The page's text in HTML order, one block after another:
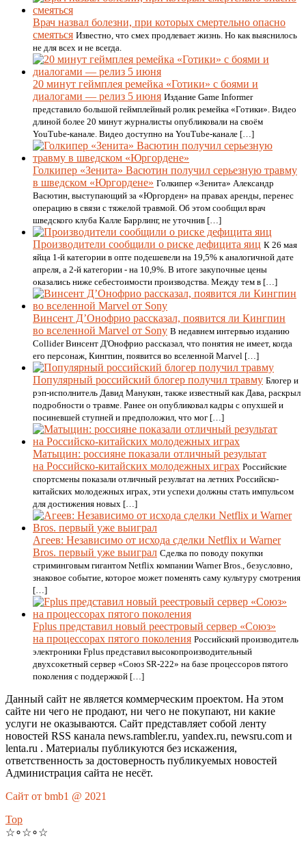
Врач назвал болезни, при которых смертельно опасно
смеяться Известно, что смех продлевает жизнь. Но как выяснилось
не для всех и не всегда.
20 минут геймплея ремейка «Готики» с боями и
диалогами — релиз 5 июня Издание Game Informer
представило большой геймплейный ролик ремейка «Готики». Видео
длиной более 20 минут журналисты опубликовали на своём
YouTube-канале. Видео доступно на YouTube-канале […]
Голкипер «Зенита» Васютин получил серьезную травму
в шведском «Юргордене» Голкипер «Зенита» Александр
Васютин, выступающий за «Юргорден» на правах аренды, перенес
операцию в связи с тяжелой травмой. Об этом сообщил врач
шведского клуба Калле Баррлинг, не уточнив […]
Производители сообщили о риске дефицита яиц К 26 мая
яйца 1-й категории в опте подешевели на 19,5% к аналогичной дате
апреля, а 2-й категории - на 10,9%. В итоге закупочные цены
оказались ниже себестоимости производства. Между тем в […]
Винсент Д’Онофрио рассказал, появится ли Кингпин
во вселенной Marvel от Sony В недавнем интервью изданию
Collider Винсент Д'Онофрио рассказал, что понятия не имеет, когда
его персонаж, Кингпин, появится во вселенной Marvel […]
Популярный российский блогер получил травму Блогер и
рэп-исполнитель Давид Манукян, также известный как Дава, раскрыл
подробности о травме. Ранее он опубликовал кадры с опухшей и
посиневшей ступней и предположил, что мог […]
Матыцин: россияне показали отличный результат
на Российско-китайских молодежных играх Российские
спортсмены показали отличный результат на летних Российско-
китайских молодежных играх, эти успехи должны стать импульсом
для достижения новых […]
Агеев: Независимо от исхода сделки Netflix и Warner
Bros. первый уже выиграл Сделка по поводу покупки
стриминговым гигантом Netflix компании Warner Bros., безусловно,
знаковое событие, которое может поменять саму культуру смотрения
[…]
Fplus представил новый реестровый сервер «Союз»
на процессорах пятого поколения Российский производитель
электроники Fplus представил высокопроизводительный
двухсокетный сервер «Союз SR-222» на базе процессоров пятого
поколения с поддержкой […]
Данный сайт не является коммерческим проектом. На этом
сайте ни чего не продают, ни чего не покупают, ни какие
услуги не оказываются. Сайт представляет собой ленту
новостей RSS канала news.rambler.ru, yandex.ru, newsru.com и
lenta.ru . Материалы публикуются без искажения,
ответственность за достоверность публикуемых новостей
Администрация сайта не несёт.
Сайт от bmb1 @ 2021
Top
☆∘☆∘☆